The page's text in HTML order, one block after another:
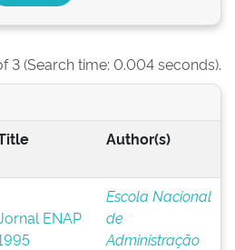
3 (Search time: 0.004 seconds).
Author(s)
ENAP
Escola Nacional
de
Administração